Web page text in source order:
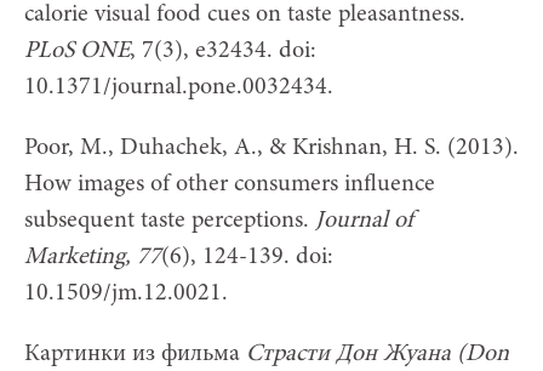
calorie visual food cues on taste pleasantness.
PLoS ONE, 7(3), e32434. doi:
10.1371/journal.pone.0032434.
Poor, M., Duhachek, A., & Krishnan, H. S. (2013).
How images of other consumers influence
subsequent taste perceptions. Journal of
Marketing, 77(6), 124-139. doi:
10.1509/jm.12.0021.
Картинки из фильма Страсти Дон Жуана (Don